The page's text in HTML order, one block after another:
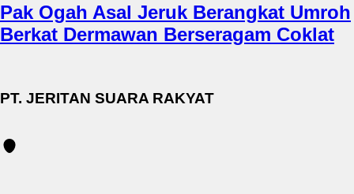
Pak Ogah Asal Jeruk Berangkat Umroh
Berkat Dermawan Berseragam Coklat
PT. JERITAN SUARA RAKYAT